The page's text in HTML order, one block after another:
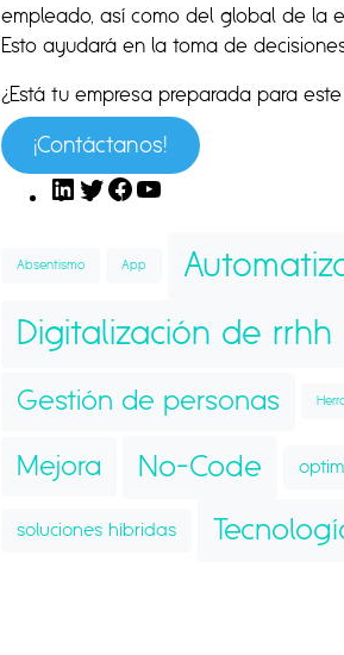
empleado, así como del global de la
Esto ayudará en la toma de
¿Está tu empresa preparada para
¡Contáctanos!
Absentismo App
Digitalización de rrhh
Gestión de personas
Mejora No-Code
soluciones híbridas